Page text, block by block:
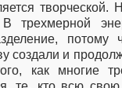
творческой.
трехмерной
создали и
как многие